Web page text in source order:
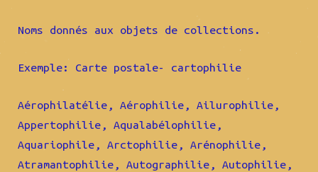
Noms donnés aux objets de collections.
Exemple: Carte postale- cartophilie
Aérophilatélie, Aérophilie, Ailurophilie,
Appertophilie, Aqualabélophilie,
Aquariophile, Arctophilie, Arénophilie,
Atramantophilie, Autographilie, Autophilie,